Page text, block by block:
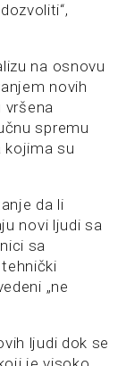
na osnovu
novih
vršena
spremu
kojima su
da li
novi ljudi sa
sa
„ne
ljudi dok se